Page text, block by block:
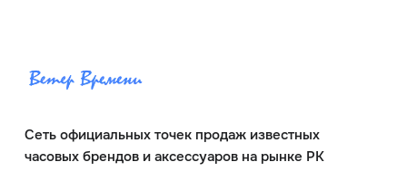
Сеть официальных точек продаж известных
часовых брендов и аксессуаров на рынке РК